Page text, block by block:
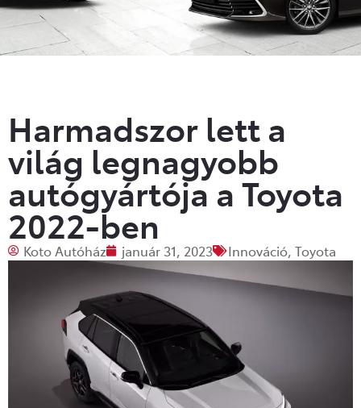
Harmadszor lett a
világ legnagyobb
autógyártója a Toyota
2022-ben
Koto Autóház január 31, 2023 Innováció, Toyota